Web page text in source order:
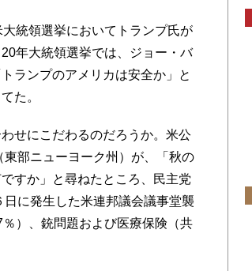
統領選挙においてトランプ氏が
年大統領選挙では、ジョー・バ
ランプのアメリカは安全か」と
た。
せにこだわるのだろうか。米公
部ニューヨーク州）が、「秋の
すか」と尋ねたところ、民主党
に発生した米連邦議会議事堂襲
）、銃問題および医療保険（共